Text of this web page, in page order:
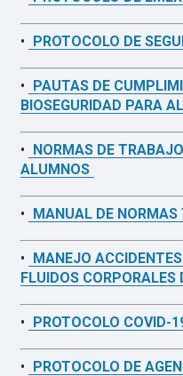
• PROTOCOLO DE
• PAUTAS DE
BIOSEGURIDAD PARA
• NORMAS DE
ALUMNOS
• MANUAL DE NORMAS
• MANEJO
FLUIDOS CORPORALES
• PROTOCOLO COVID-
• PROTOCOLO DE